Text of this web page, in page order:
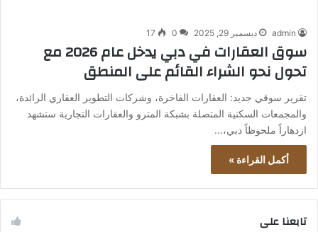
admin ديسمبر 29, 2025 0
17
سوق العقارات في دبي يدخل عام 2026 مع
تحول نحو الشراء القائم على المنطق
تقرير سوقي جديد: العقارات الفاخرة، وشركات التطوير العقاري الرائدة،
والمجمعات السكنية المتصلة بشبكة المترو والعقارات التجارية ستشهد
ازدهاراً ملحوظاً دبي،…
أكمل القراءة »
تابعنا على